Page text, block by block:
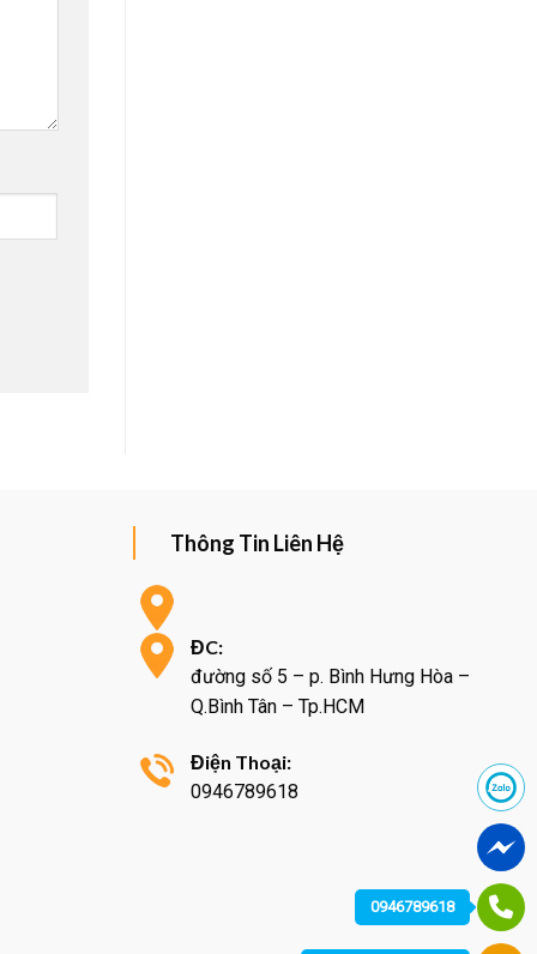
Thông Tin Liên Hệ
ĐC:
đường số 5 – p. Bình Hưng Hòa –
Q.Bình Tân – Tp.HCM
Điện Thoại:
0946789618
0946789618